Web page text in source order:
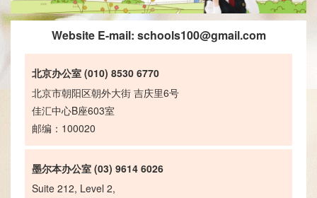
Website E-mail: schools100@gmail.com
北京办公室 (010) 8530 6770
北京市朝阳区朝外大街 吉庆里6号
佳汇中心B座603室
邮编：100020
墨尔本办公室 (03) 9614 6026
Suite 212, Level 2,